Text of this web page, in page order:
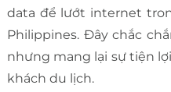
data để lướt internet
Philippines. Đây chắc
nhưng mang lại sự tiện
khách du lịch.